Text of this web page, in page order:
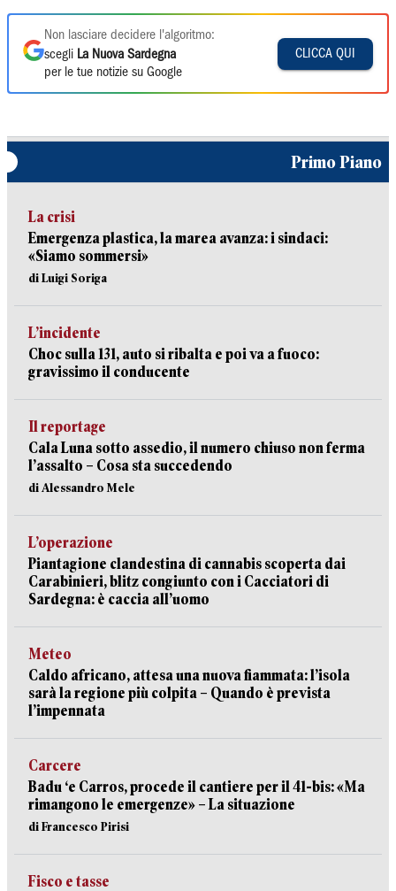
Non lasciare decidere l'algoritmo:
scegli La Nuova Sardegna
per le tue notizie su Google
CLICCA QUI
Primo Piano
La crisi
Emergenza plastica, la marea avanza: i sindaci:
«Siamo sommersi»
di Luigi Soriga
L’incidente
Choc sulla 131, auto si ribalta e poi va a fuoco:
gravissimo il conducente
Il reportage
Cala Luna sotto assedio, il numero chiuso non ferma
l’assalto – Cosa sta succedendo
di Alessandro Mele
L’operazione
Piantagione clandestina di cannabis scoperta dai
Carabinieri, blitz congiunto con i Cacciatori di
Sardegna: è caccia all’uomo
Meteo
Caldo africano, attesa una nuova fiammata: l’isola
sarà la regione più colpita – Quando è prevista
l’impennata
Carcere
Badu ‘e Carros, procede il cantiere per il 41-bis: «Ma
rimangono le emergenze» – La situazione
di Francesco Pirisi
Fisco e tasse